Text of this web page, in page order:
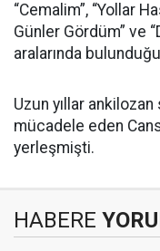
“Cemalim”, “Yollar
Günler Gördüm” ve
aralarında
Uzun yıllar
mücadele eden
yerleşmişti.
HABERE